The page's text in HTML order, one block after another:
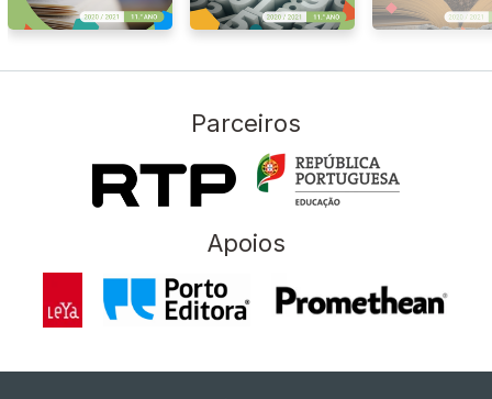
Parceiros
Apoios